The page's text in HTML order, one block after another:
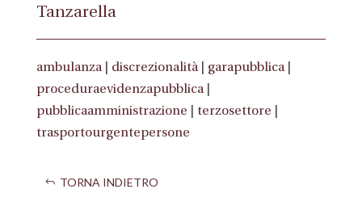
Tanzarella
ambulanza| discrezionalità| garapubblica|
proceduraevidenzapubblica|
pubblicaamministrazione
terzosettore
trasportourgentepersone
TORNA INDIETRO